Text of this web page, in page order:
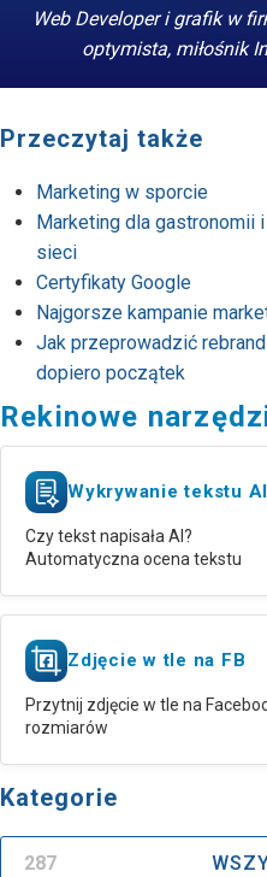
Web Developer i grafik w
optymista, miłośnik
Przeczytaj także
Marketing w sporcie
Marketing dla gastronomii
sieci
Certyfikaty Google
Najgorsze kampanie
Jak przeprowadzić
dopiero początek
Rekinowe
Wykrywanie tekstu AI
Czy tekst napisała AI?
Automatyczna ocena tekstu
Zdjęcie w tle na FB
Przytnij zdjęcie w tle na
rozmiarów
Kategorie
287